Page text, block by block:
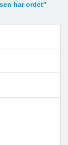
har ordet"